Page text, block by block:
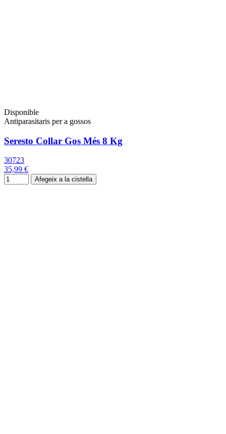
Disponible
Antiparasitaris per a gossos
Seresto Collar Gos Més 8 Kg
30723
35,99 €
Afegeix a la cistella